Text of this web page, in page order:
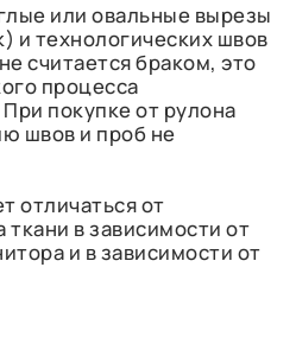
или овальные вырезы
и технологических швов
считается браком, это
процесса
покупке от рулона
швов и проб не
отличаться от
в зависимости от
и в зависимости от